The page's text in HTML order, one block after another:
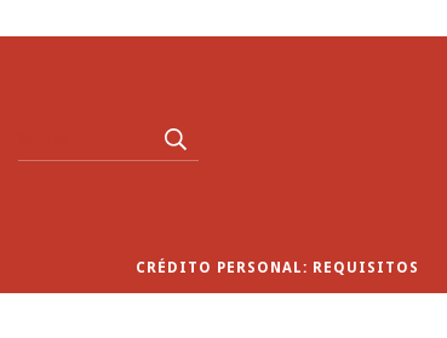
CRÉDITO PERSONAL: REQUISITOS